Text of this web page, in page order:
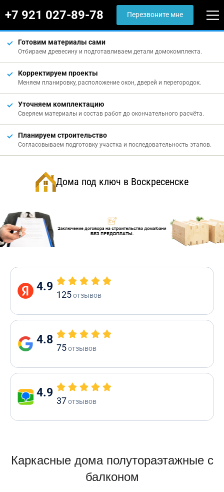
+7 921 027-89-78 Перезвоните мне
Готовим материалы сами
Отбираем древесину и подготавливаем детали домокомплекта.
Корректируем проекты
Меняем планировку, расположение окон, дверей и перегородок.
Уточняем комплектацию
Сверяем материалы и состав работ до окончательного расчёта.
Планируем строительство
Согласовываем подготовку участка и последовательность этапов.
Дома под ключ в Воскресенске
4.9
125отзывов
4.8
75отзывов
4.9
37отзывов
Каркасные дома полутораэтажные с
балконом